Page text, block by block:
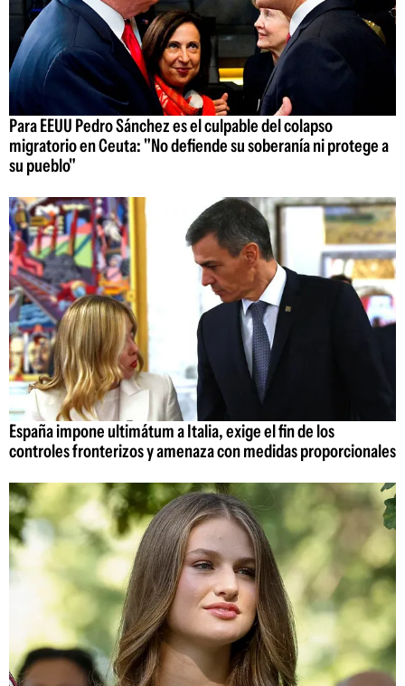
Para EEUU Pedro Sánchez es el culpable del colapso
migratorio en Ceuta: "No defiende su soberanía ni protege a
su pueblo"
España impone ultimátum a Italia, exige el fin de los
controles fronterizos y amenaza con medidas proporcionales